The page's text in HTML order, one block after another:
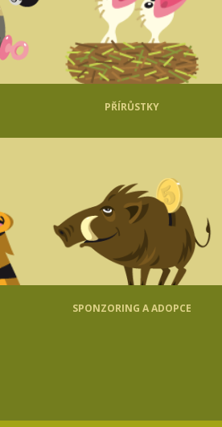
PŘÍRŮSTKY
SPONZORING A ADOPCE